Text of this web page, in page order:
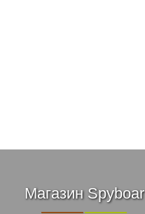
Магазин Spyboar